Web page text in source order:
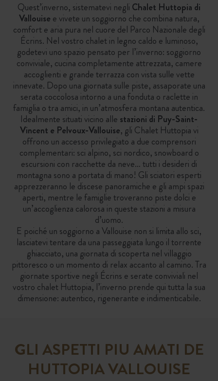
Quest’inverno, sistematevi negli Chalet Huttopia di
Vallouise e vivete un soggiorno che combina natura,
comfort e aria pura nel cuore del Parco Nazionale degli
Écrins. Nel vostro chalet in legno caldo e luminoso,
godetevi uno spazio pensato per l’inverno: soggiorno
conviviale, cucina completamente attrezzata, camere
accoglienti e grande terrazza con vista sulle vette
innevate. Dopo una giornata sulle piste, assaporate una
serata coccolosa intorno a una fonduta o raclette in
famiglia o tra amici, in un’atmosfera montana autentica.
Idealmente situati vicino alle stazioni di Puy-Saint-
Vincent e Pelvoux-Vallouise, gli Chalet Huttopia vi
offrono un accesso privilegiato a due comprensori
complementari: sci alpino, sci nordico, snowboard o
escursioni con racchette da neve… tutti i desideri di
montagna sono a portata di mano! Gli sciatori esperti
apprezzeranno le discese panoramiche e gli ampi spazi
aperti, mentre le famiglie troveranno piste dolci e
un’accoglienza calorosa in queste stazioni a misura
d’uomo.
E poiché un soggiorno a Vallouise non si limita allo sci,
lasciatevi tentare da una passeggiata lungo il torrente
ghiacciato, una giornata di scoperta nel villaggio
pittoresco o un momento di relax accanto al camino. Tra
giornate sportive negli Écrins e serate conviviali nel
vostro chalet Huttopia, l’inverno prende qui tutta la sua
dimensione: autentico, rigenerante e indimenticabile.
GLI ASPETTI PIU AMATI DE
HUTTOPIA VALLOUISE